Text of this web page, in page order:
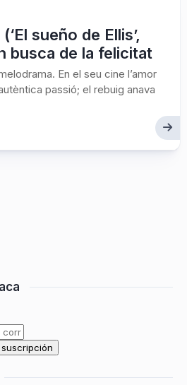
sueño de Ellis’,
busca de la felicitat
En el seu cine l’amor
passió; el rebuig anava